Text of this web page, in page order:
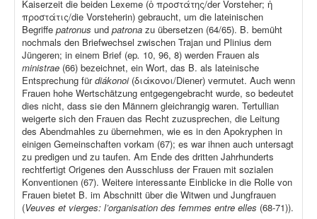
Kaiserzeit die beiden Lexeme (ὁ προστάτης/der Vorsteher; ἡ
προστάτις/die Vorsteherin) gebraucht, um die lateinischen
Begriffe patronus und patrona zu übersetzen (64/65). B. bemüht
nochmals den Briefwechsel zwischen Trajan und Plinius dem
Jüngeren; in einem Brief (ep. 10, 96, 8) werden Frauen als
ministrae (66) bezeichnet, ein Wort, das B. als lateinische
Entsprechung fürdiákonoi (διάκονοι/Diener) vermutet. Auch wenn
Frauen hohe Wertschätzung entgegengebracht wurde, so bedeutet
dies nicht, dass sie den Männern gleichrangig waren. Tertullian
weigerte sich den Frauen das Recht zuzusprechen, die Leitung
des Abendmahles zu übernehmen, wie es in den Apokryphen in
einigen Gemeinschaften vorkam (67); es war ihnen auch untersagt
zu predigen und zu taufen. Am Ende des dritten Jahrhunderts
rechtfertigt Origenes den Ausschluss der Frauen mit sozialen
Konventionen (67). Weitere interessante Einblicke in die Rolle von
Frauen bietet B. im Abschnitt über die Witwen und Jungfrauen
(Veuves et vierges: l’organisation des femmes entre elles (68-71)).